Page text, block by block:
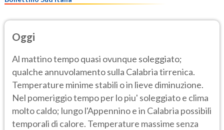
Oggi
Al mattino tempo quasi ovunque soleggiato;
qualche annuvolamento sulla Calabria tirrenica.
Temperature minime stabili o in lieve diminuzione.
Nel pomeriggio tempo per lo piu' soleggiato e clima
molto caldo; lungo l'Appennino e in Calabria possibili
temporali di calore. Temperature massime senza